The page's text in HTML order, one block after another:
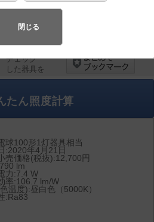
ダウンロード
チェック
した器具を
たん 照度計算
球100形1灯器具相当
:2020年4月21日
売価格(税抜):12,700円
lm
力:7.4 W
率:106.7 lm/W
温度):昼白色（5000K）
:Ra83
閉じる